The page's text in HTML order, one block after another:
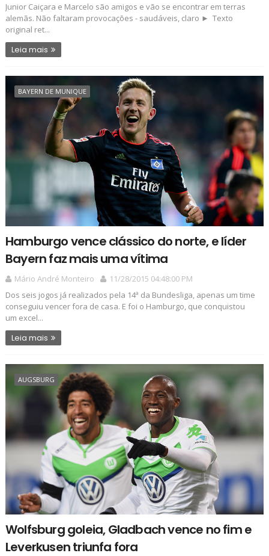
Junior Caiçara e Marcelo são amigos e vão se encontrar em terras
alemãs. Não faltaram provocações - saudáveis, claro ► Texto
original ret...
Leia mais
BAYERN DE MUNIQUE
Hamburgo vence clássico do norte, e líder
Bayern faz mais uma vítima
Mário André Monteiro
11/28/2015 04:48:00 PM
Dos seis jogos já realizados pela 14ª da Bundesliga, apenas um time
conseguiu vencer fora de casa. E foi o Hamburgo, que conquistou
um excel...
Leia mais
AUGSBURG
Wolfsburg goleia, Gladbach vence no fim e
Leverkusen triunfa fora